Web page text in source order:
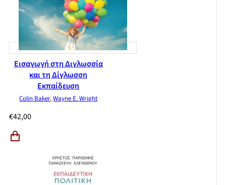
Τεχνικοί όροι
Εισαγωγή στη Διγλωσσία
και τη Δίγλωσση
Εκπαίδευση
Colin Baker,Wayne E. Wright
€42,00